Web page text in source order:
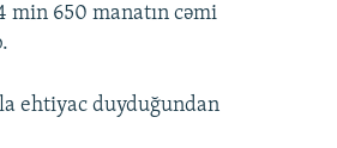
min 650 manatın cəmi
ehtiyac duyduğundan